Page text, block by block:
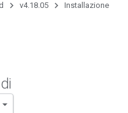
v4.18.05 Installazione